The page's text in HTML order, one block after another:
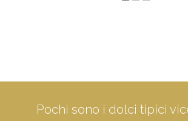
Pochi sono i dolci tipici